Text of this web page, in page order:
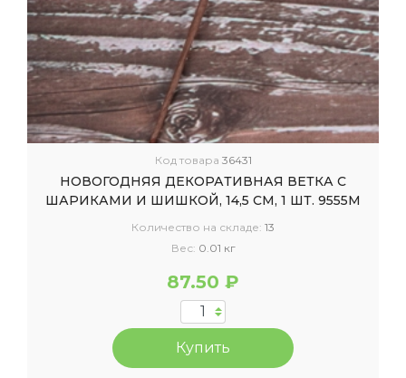
Код товара 36431
НОВОГОДНЯЯ ДЕКОРАТИВНАЯ ВЕТКА С
ШАРИКАМИ И ШИШКОЙ, 14,5 СМ, 1 ШТ. 9555М
Количество на складе: 13
Вес: 0.01 кг
87.50 ₽
Купить